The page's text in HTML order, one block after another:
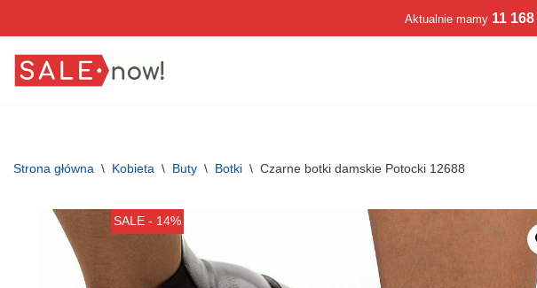
do
Aktualnie mamy 11 168
Strona główna \ Kobieta \ Buty \ Botki \ Czarne botki damskie Potocki 12688
SALE - 14%